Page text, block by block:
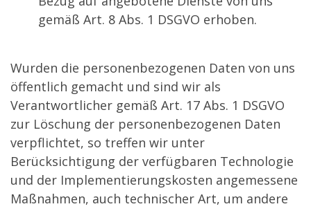
gemäß Art. 8 Abs. 1 DSGVO erhoben.
Wurden die personenbezogenen Daten von uns
öffentlich gemacht und sind wir als
Verantwortlicher gemäß Art. 17 Abs. 1 DSGVO
zur Löschung der personenbezogenen Daten
verpflichtet, so treffen wir unter
Berücksichtigung der verfügbaren Technologie
und der Implementierungskosten angemessene
Maßnahmen, auch technischer Art, um andere